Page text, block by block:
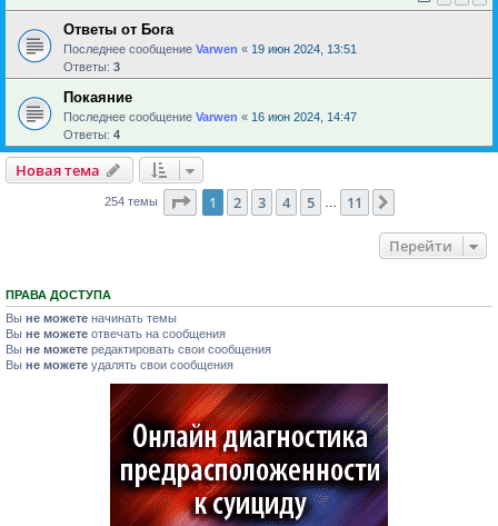
Ответы от Бога
Последнее сообщение Varwen « 19 июн 2024, 13:51
Ответы: 3
Покаяние
Последнее сообщение Varwen « 16 июн 2024, 14:47
Ответы: 4
Новая тема
254 темы Страница из 11
1 2 3 4 5 11
Перейти
ПРАВА ДОСТУПА
Вы не можете начинать темы
Вы не можете отвечать на сообщения
Вы не можете редактировать свои сообщения
Вы не можете удалять свои сообщения